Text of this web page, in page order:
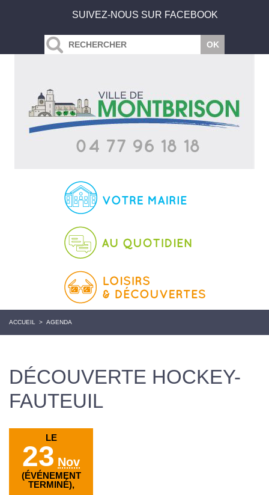
SUIVEZ-NOUS SUR FACEBOOK
ACCUEIL > AGENDA
DÉCOUVERTE HOCKEY-
FAUTEUIL
LE
23 Nov
(ÉVÉNEMENT
TERMINÉ),